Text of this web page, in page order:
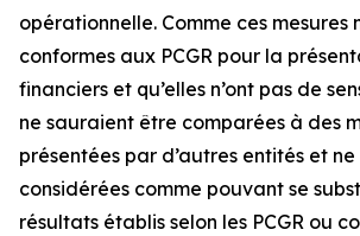
opérationnelle. Comme ces mesures
conformes aux PCGR pour la
financiers et qu’elles n’ont pas de
ne sauraient être comparées à des
présentées par d’autres entités et
considérées comme pouvant se
résultats établis selon les PCGR ou